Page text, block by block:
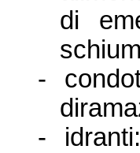
di
-
-
id